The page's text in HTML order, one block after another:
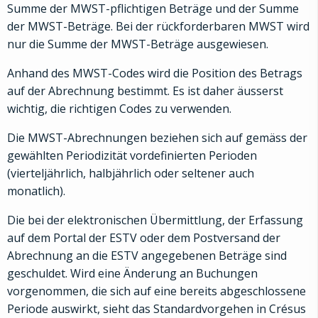
Summe der MWST-pflichtigen Beträge und der Summe
der MWST-Beträge. Bei der rückforderbaren MWST wird
nur die Summe der MWST-Beträge ausgewiesen.
Anhand des MWST-Codes wird die Position des Betrags
auf der Abrechnung bestimmt. Es ist daher äusserst
wichtig, die richtigen Codes zu verwenden.
Die MWST-Abrechnungen beziehen sich auf gemäss der
gewählten Periodizität vordefinierten Perioden
(vierteljährlich, halbjährlich oder seltener auch
monatlich).
Die bei der elektronischen Übermittlung, der Erfassung
auf dem Portal der ESTV oder dem Postversand der
Abrechnung an die ESTV angegebenen Beträge sind
geschuldet. Wird eine Änderung an Buchungen
vorgenommen, die sich auf eine bereits abgeschlossene
Periode auswirkt, sieht das Standardvorgehen in Crésus